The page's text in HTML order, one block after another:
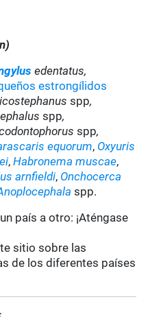
edentatus,
estrongílidos
spp,
spp,
spp,
equorum, Oxyuris
,Habronema muscae,
arnfieldi, Onchocerca
spp.
país a otro: ¡Aténgase
sitio sobre las
de los diferentes países